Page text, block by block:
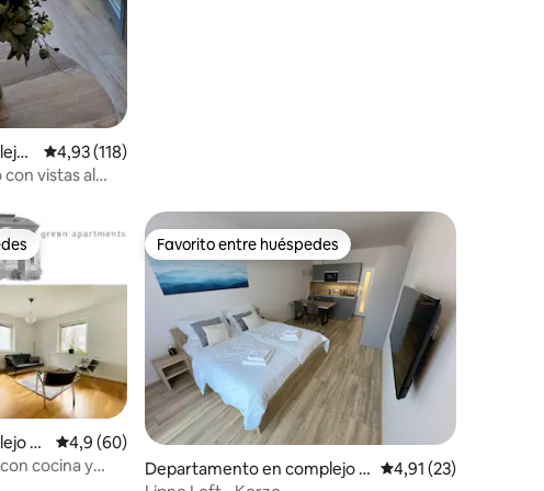
Calificación promedio: 4,93 de 5. 118 evaluaciones
4,93 (118)
vistas al
más destacados
re
Calificación promedio: 4,9 de 5. 60 evaluaciones
4,9 (60)
cocina y
Favorito entre huéspedes
Favorito entre huéspedes
Departamento en complejo r
Calificación
4,91 (23)